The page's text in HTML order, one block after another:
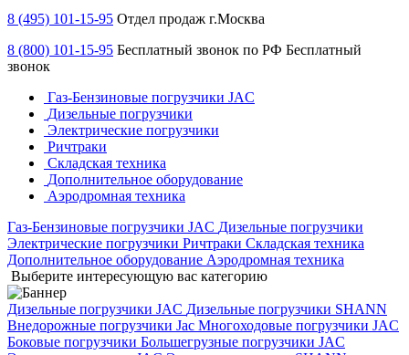
8 (495) 101-15-95 Отдел продаж г.Москва
8 (800) 101-15-95 Бесплатный звонок по РФ Бесплатный
звонок
Газ-Бензиновые погрузчики JAC
Дизельные погрузчики
Электрические погрузчики
Ричтраки
Складская техника
Дополнительное оборудование
Аэродромная техника
Газ-Бензиновые погрузчики JAC Дизельные погрузчики
Электрические погрузчики Ричтраки Складская техника
Дополнительное оборудование Аэродромная техника
Выберите интересующую вас категорию
Дизельные погрузчики JAC Дизельные погрузчики SHANN
Внедорожные погрузчики Jac Многоходовые погрузчики JAC
Боковые погрузчики Большегрузные погрузчики JAC